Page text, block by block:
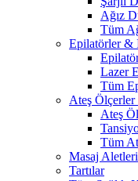
Ağız
Tüm
Epilatörler &
Lazer
Tüm
Ateş
Ateş
Tüm
Masaj Aletleri
Tartılar